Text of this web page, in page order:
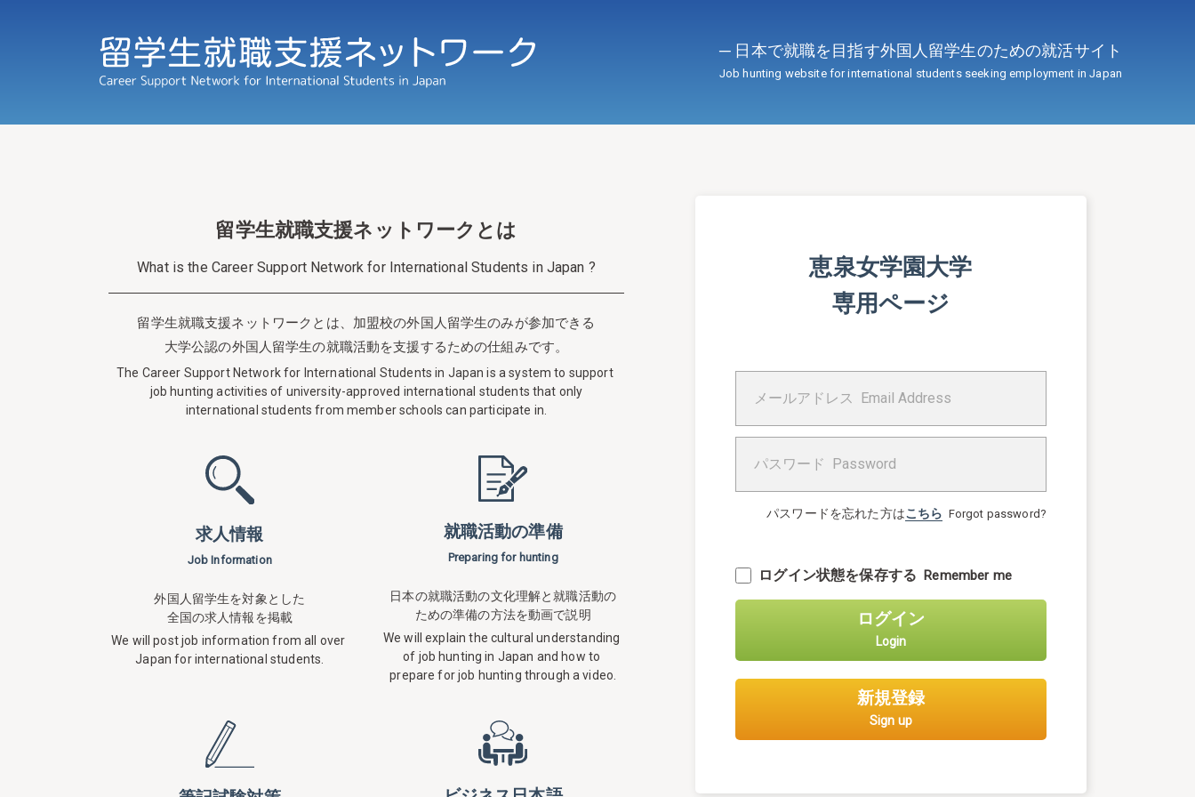
─ 日本で就職を目指す外国人留学生のための就活サイト
Job hunting website for international students seeking employment in Japan
恵泉女学園大学
専用ページ
パスワードを忘れた方はこちら Forgot password?
ログイン状態を保存するRemember me
ログイン
Login
新規登録
Sign up
留学生就職支援ネットワークとは
What is the Career Support Network for International Students in Japan ?
留学生就職支援ネットワークとは、 加盟校の外国人留学生のみが参加できる
大学公認の外国人留学生の就職活動を支援するための仕組みです。
The Career Support Network for International Students in Japan is a system to support
job hunting activities of university-approved international students that only
international students from member schools can participate in.
求人情報
Job Information
外国人留学生を対象とした
全国の求人情報を掲載
We will post job information from all over
Japan forinternational students.
就職活動の準備
Preparing for hunting
日本の就職活動の文化理解と就職活動の
ための準備の方法を動画で説明
We will explain the cultural understanding
of job huntingin Japan and how to
prepare for job hunting through a video.